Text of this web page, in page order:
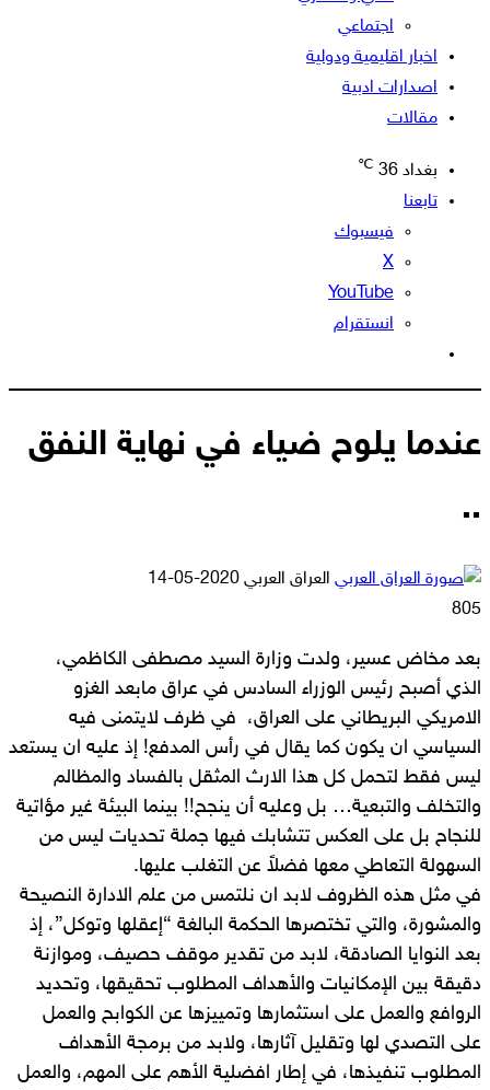
اجتماعي
اخبار اقليمية ودولية
اصدارات ادبية
مقالات
بغداد 36
℃
تابعنا
فيسبوك
‫X
‫YouTube
انستقرام
المظلم
عندما يلوح ضياء في نهاية النفق
..
العراق العربي أرسل
2020-05-14
805
بعد مخاض عسير، ولدت وزارة السيد مصطفى الكاظمي،
الذي أصبح رئيس الوزراء السادس في عراق مابعد الغزو
الامريكي البريطاني على العراق، في ظرف لايتمنى فيه
السياسي ان يكون كما يقال في رأس المدفع! إذ عليه ان يستعد
ليس فقط لتحمل كل هذا الارث المثقل بالفساد والمظالم
والتخلف والتبعية… بل وعليه أن ينجح!! بينما البيئة غير مؤاتية
للنجاح بل على العكس تتشابك فيها جملة تحديات ليس من
السهولة التعاطي معها فضلاً عن التغلب عليها.
في مثل هذه الظروف لابد ان نلتمس من علم الادارة النصيحة
والمشورة، والتي تختصرها الحكمة البالغة “إعقلها وتوكل”، إذ
بعد النوايا الصادقة، لابد من تقدير موقف حصيف، وموازنة
دقيقة بين الإمكانيات والأهداف المطلوب تحقيقها، وتحديد
الروافع والعمل على استثمارها وتمييزها عن الكوابح والعمل
على التصدي لها وتقليل آثارها، ولابد من برمجة الأهداف
المطلوب تنفيذها، في إطار افضلية الأهم على المهم، والعمل